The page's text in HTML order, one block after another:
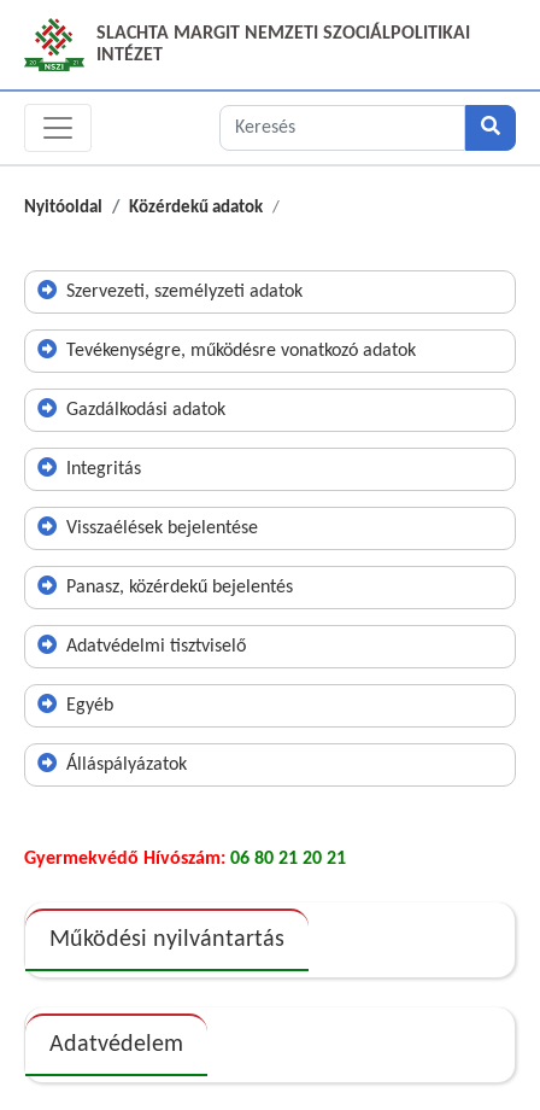
SLACHTA MARGIT NEMZETI SZOCIÁLPOLITIKAI
INTÉZET
Nyitóoldal Közérdekű adatok
Szervezeti, személyzeti adatok
Tevékenységre, működésre vonatkozó adatok
Gazdálkodási adatok
Integritás
Visszaélések bejelentése
Panasz, közérdekű bejelentés
Adatvédelmi tisztviselő
Egyéb
Álláspályázatok
Gyermekvédő Hívószám: 06 80 21 20 21
Működési nyilvántartás
Adatvédelem